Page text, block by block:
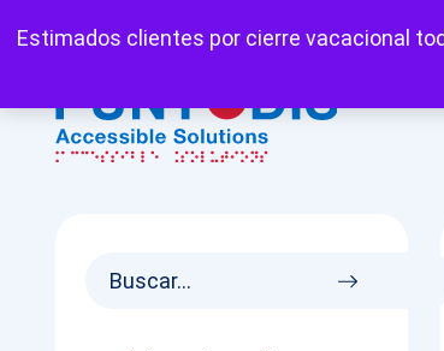
Estimados clientes por cierre vacacional
Mi cuenta Carrito Favoritos